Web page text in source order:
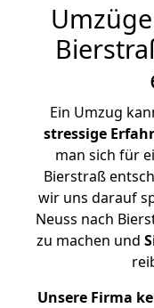
Ein Umzug
stressige
man sich für
Bierstraß
wir uns darauf
Neuss nach
zu machen und
Unsere Firma